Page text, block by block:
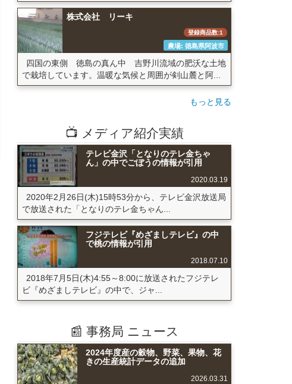
株式会社 リーキ
登録商品数:1
農場: 徳島県阿波市
四国の東側 徳島の真ん中 吉野川流域の肥沃な土地
で栽培しています。温暖な気候と周囲が剣山麓と阿...
もっと見る
📺 メディア紹介実績
テレビ金沢「となりのテレ金ちゃ
ん」の中でごぼうの情報が引用
2020.03.19
2020年2月26日(木)15時53分から、テレビ金沢放送局
で放送された「となりのテレ金ちゃん...
フジテレビ『めざましテレビ』の中
で桃の情報が引用
2018.07.10
2018年7月5日(木)4:55～8:00に放送されたフジテレ
ビ『めざましテレビ』の中で、ジャ...
📰 事務局 ニュース
2024年度産の穀物、野菜、果物、花
きの生産統計データの追加
2026.03.31